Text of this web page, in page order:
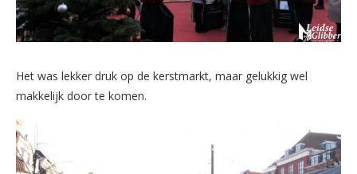
Het was lekker druk op de kerstmarkt, maar gelukkig wel
makkelijk door te komen.